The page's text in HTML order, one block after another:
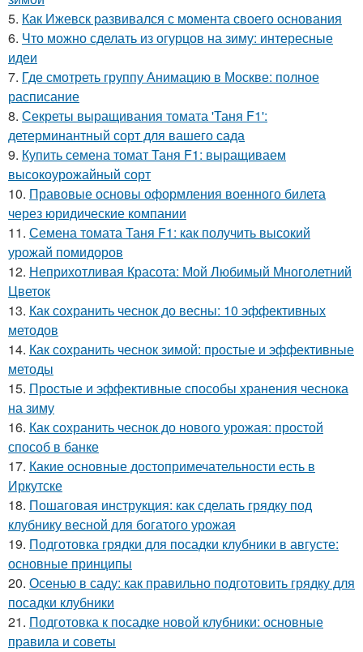
5. Как Ижевск развивался с момента своего основания
6. Что можно сделать из огурцов на зиму: интересные
идеи
7. Где смотреть группу Анимацию в Москве: полное
расписание
8. Секреты выращивания томата 'Таня F1':
детерминантный сорт для вашего сада
9. Купить семена томат Таня F1: выращиваем
высокоурожайный сорт
10. Правовые основы оформления военного билета
через юридические компании
11. Семена томата Таня F1: как получить высокий
урожай помидоров
12. Неприхотливая Красота: Мой Любимый Многолетний
Цветок
13. Как сохранить чеснок до весны: 10 эффективных
методов
14. Как сохранить чеснок зимой: простые и эффективные
методы
15. Простые и эффективные способы хранения чеснока
на зиму
16. Как сохранить чеснок до нового урожая: простой
способ в банке
17. Какие основные достопримечательности есть в
Иркутске
18. Пошаговая инструкция: как сделать грядку под
клубнику весной для богатого урожая
19. Подготовка грядки для посадки клубники в августе:
основные принципы
20. Осенью в саду: как правильно подготовить грядку для
посадки клубники
21. Подготовка к посадке новой клубники: основные
правила и советы